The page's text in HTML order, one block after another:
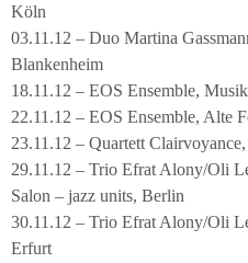
Köln
03.11.12 – Duo Martina
Blankenheim
18.11.12 – EOS Ensemble,
22.11.12 – EOS Ensemble, Alte
23.11.12 – Quartett
29.11.12 – Trio Efrat Alony/Oli
Salon – jazz units, Berlin
30.11.12 – Trio Efrat Alony/Oli
Erfurt